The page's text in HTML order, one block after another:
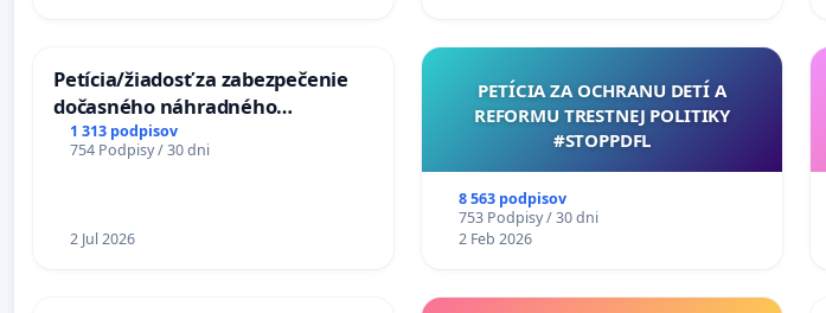
Petícia/žiadosť za zabezpečenie
dočasného náhradného
premostenia Váhu počas úplnej
uzávery Vážskeho mosta v
1 313 podpisov
754 Podpisy / 30 dni
2 Jul 2026
PETÍCIA ZA OCHRANU DETÍ A
REFORMU TRESTNEJ POLITIKY
#STOPPDFL
8 563 podpisov
753 Podpisy / 30 dni
2 Feb 2026